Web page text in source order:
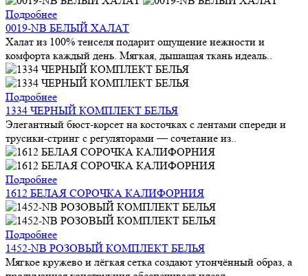
Подробнее
0019-NB БЕЛЫЙ ХАЛАТ
Халат из 100% тенселя подарит ощущение нежности и
комфорта каждый день. Мягкая, дышащая ткань идеаль..
Подробнее
1334 ЧЕРНЫЙ КОМПЛЕКТ БЕЛЬЯ
Элегантный бюст-корсет на косточках с лентами спереди и
трусики-стринг с регуляторами — сочетание из..
Подробнее
1612 БЕЛАЯ СОРОЧКА КАЛИФОРНИЯ
Подробнее
1452-NB РОЗОВЫЙ КОМПЛЕКТ БЕЛЬЯ
Мягкое кружево и лёгкая сетка создают утончённый образ, а